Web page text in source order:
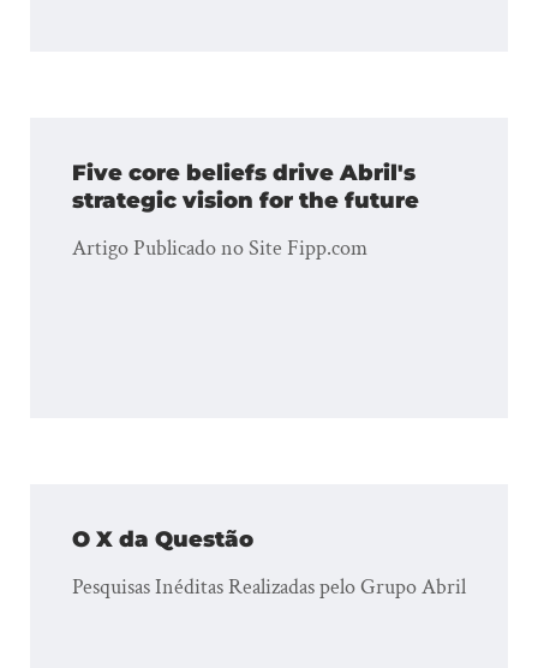
Five core beliefs drive Abril's
strategic vision for the future
Artigo Publicado no Site Fipp.com
O X da Questão
Pesquisas Inéditas Realizadas pelo Grupo Abril